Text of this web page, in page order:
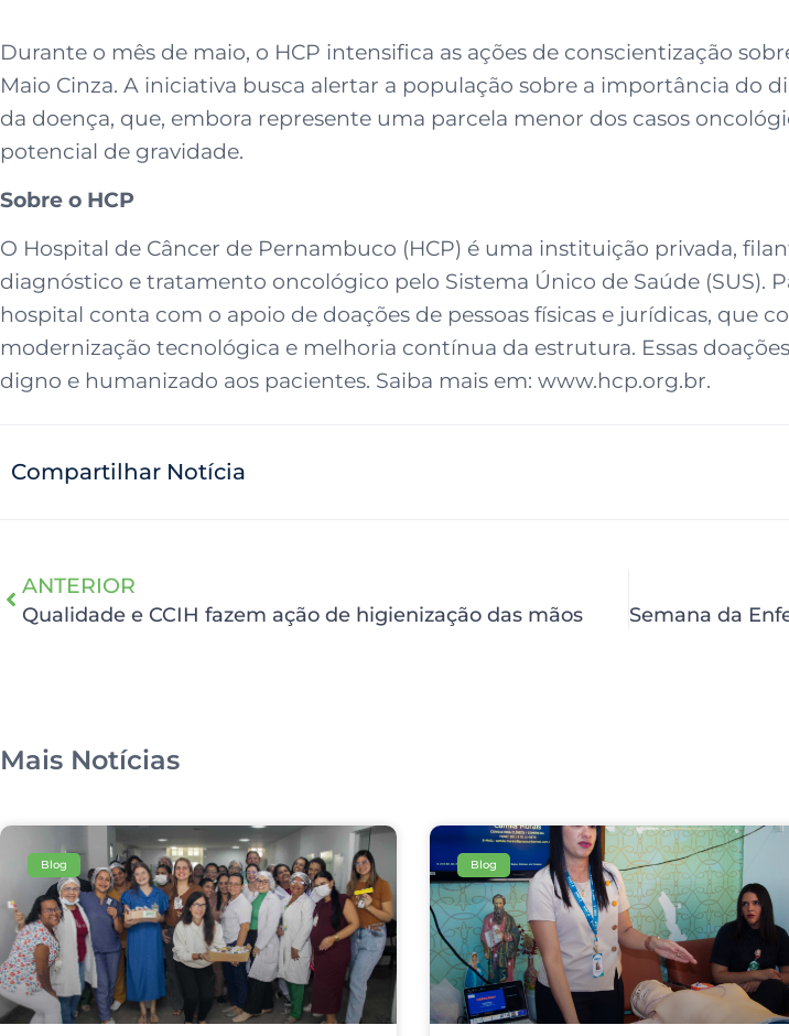
Durante o mês de maio, o HCP intensifica as ações de conscientização
Maio Cinza. A iniciativa busca alertar a população sobre a importância do
da doença, que, embora represente uma parcela menor dos casos
potencial de gravidade.
Sobre o HCP
O Hospital de Câncer de Pernambuco (HCP) é uma instituição privada,
diagnóstico e tratamento oncológico pelo Sistema Único de Saúde (SUS).
hospital conta com o apoio de doações de pessoas físicas e jurídicas, que
modernização tecnológica e melhoria contínua da estrutura. Essas
digno e humanizado aos pacientes. Saiba mais em: www.hcp.org.br.
Compartilhar Notícia
ANTERIOR
Qualidade e CCIH fazem ação de higienização das mãos
Mais Notícias
Blog Blog